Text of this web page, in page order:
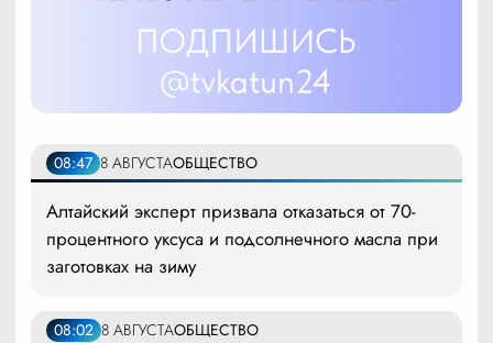
08:47 8 АВГУСТАОБЩЕСТВО
Алтайский эксперт призвала отказаться от 70-
процентного уксуса и подсолнечного масла при
заготовках на зиму
08:02 8 АВГУСТАОБЩЕСТВО